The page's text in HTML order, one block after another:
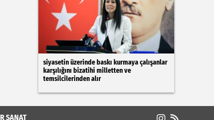
siyasetin üzerinde baskı kurmaya çalışanlar
karşılığını bizatihi milletten ve
temsilcilerinden alır
SANAT